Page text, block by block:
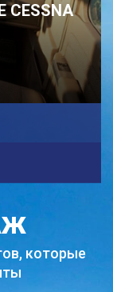
которые